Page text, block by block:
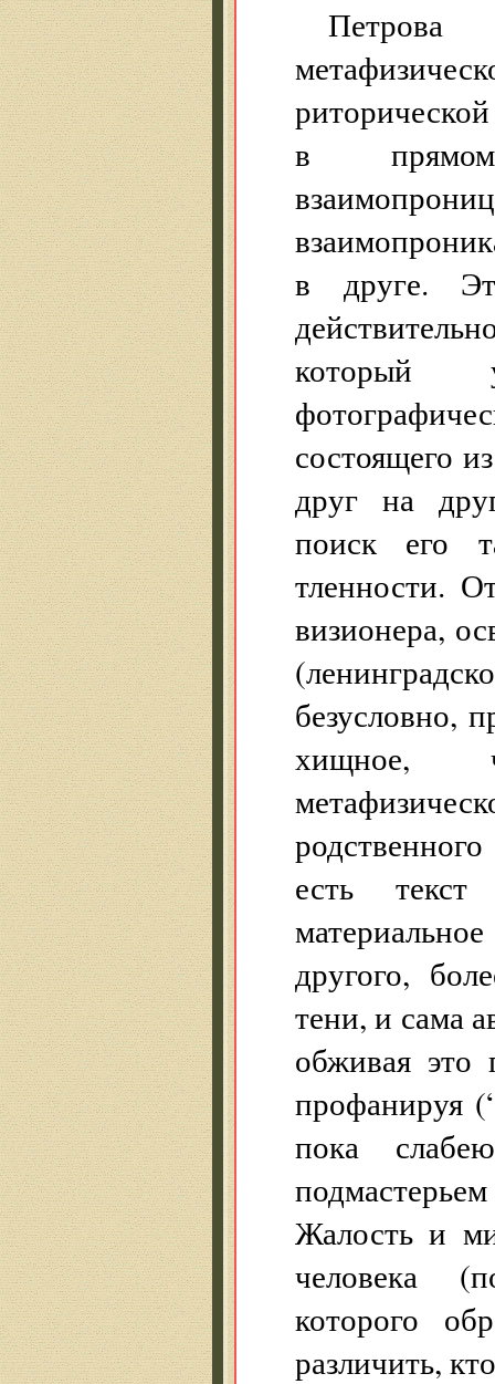
в прямом
в друге.
который
состоящего
друг на
поиск его
тленности.
визионера,
безусловно,
хищное,
есть
другого,
тени, и сама
обживая это
профанируя
пока
Жалость и
человека
которого
различить,